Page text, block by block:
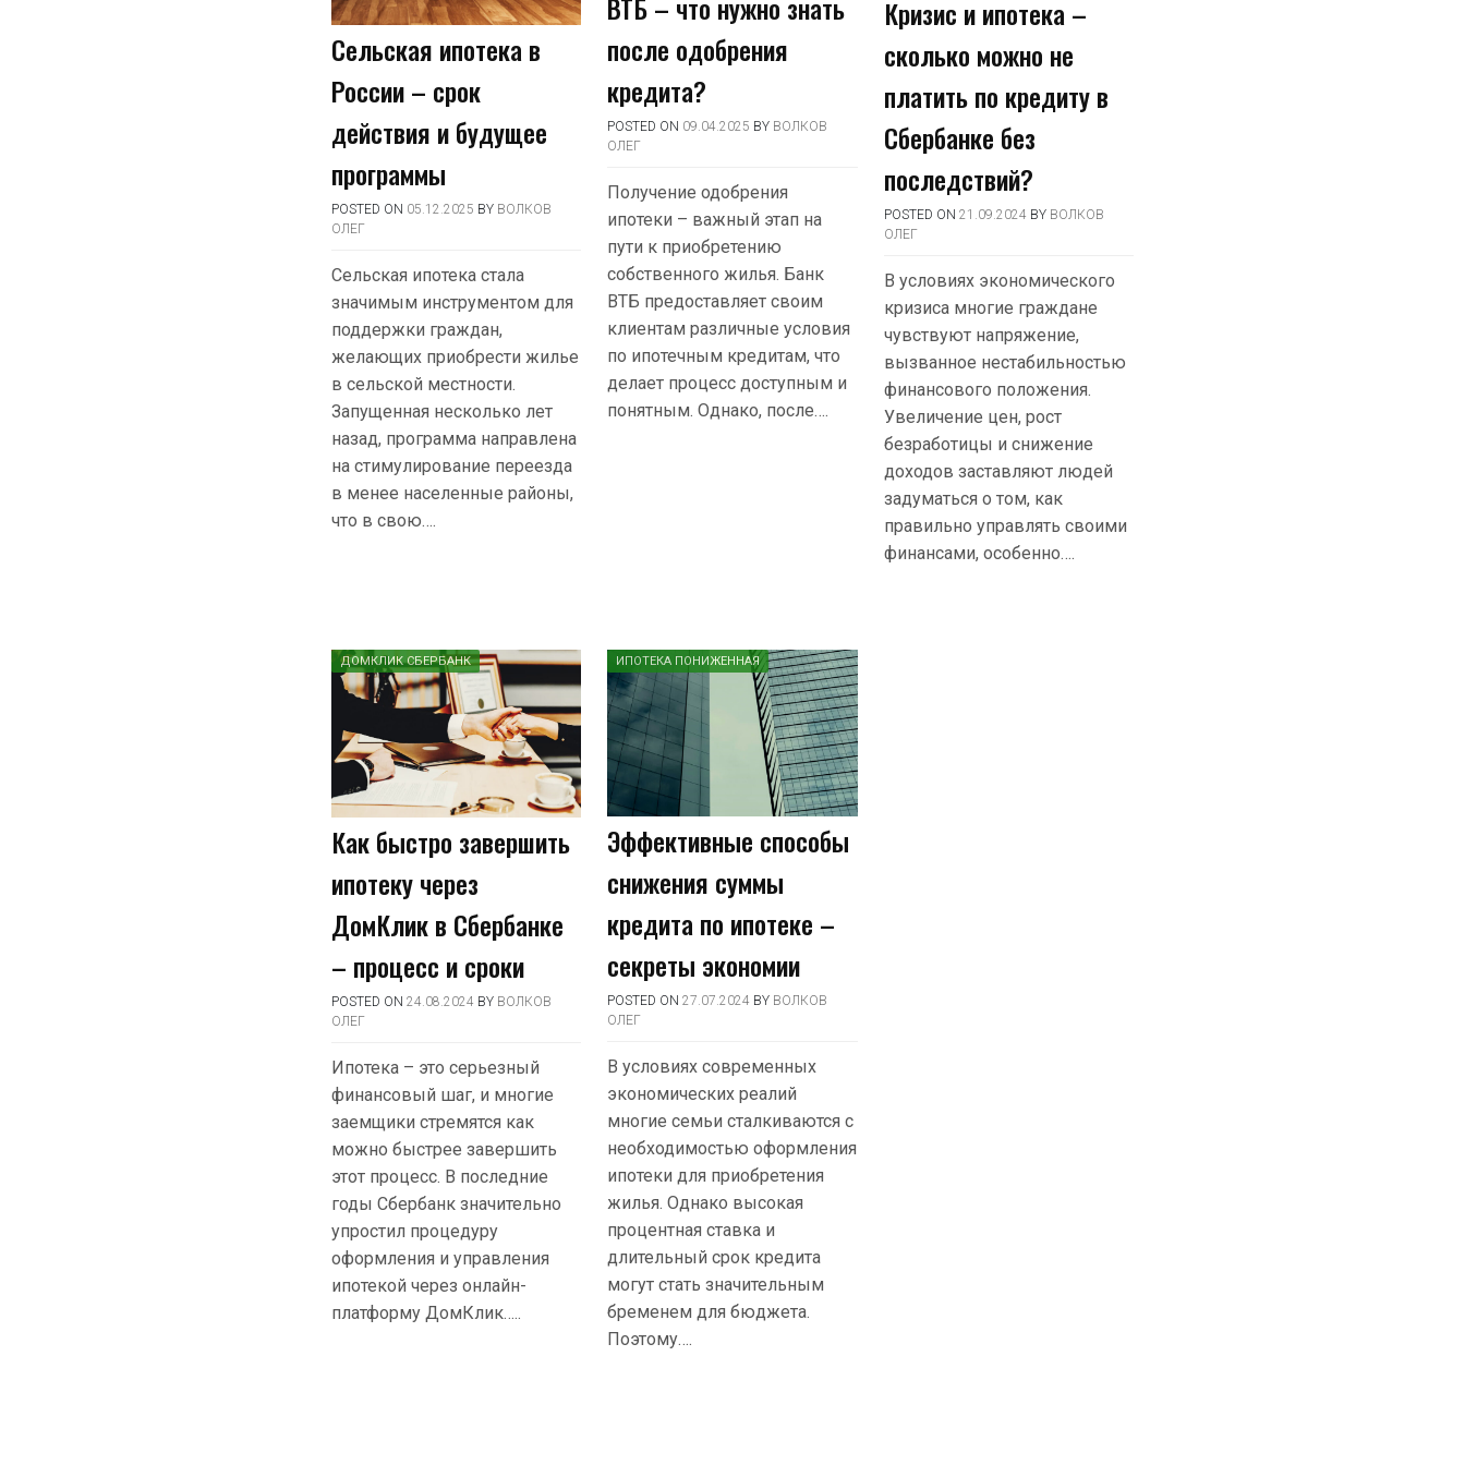
Сельская ипотека в
России – срок
действия и будущее
программы
POSTED ON 05.12.2025 BY ВОЛКОВ
ОЛЕГ
Сельская ипотека стала
значимым инструментом для
поддержки граждан,
желающих приобрести жилье
в сельской местности.
Запущенная несколько лет
назад, программа направлена
на стимулирование переезда
в менее населенные районы,
что в свою….
после одобрения
кредита?
POSTED ON 09.04.2025 BY ВОЛКОВ
ОЛЕГ
Получение одобрения
ипотеки – важный этап на
пути к приобретению
собственного жилья. Банк
ВТБ предоставляет своим
клиентам различные условия
по ипотечным кредитам, что
делает процесс доступным и
понятным. Однако, после….
Кризис и ипотека –
сколько можно не
платить по кредиту в
Сбербанке без
последствий?
POSTED ON 21.09.2024 BY ВОЛКОВ
ОЛЕГ
В условиях экономического
кризиса многие граждане
чувствуют напряжение,
вызванное нестабильностью
финансового положения.
Увеличение цен, рост
безработицы и снижение
доходов заставляют людей
задуматься о том, как
правильно управлять своими
финансами, особенно….
ДОМКЛИК СБЕРБАНК
Как быстро завершить
ипотеку через
ДомКлик в Сбербанке
– процесс и сроки
POSTED ON 24.08.2024 BY ВОЛКОВ
ОЛЕГ
Ипотека – это серьезный
финансовый шаг, и многие
заемщики стремятся как
можно быстрее завершить
этот процесс. В последние
годы Сбербанк значительно
упростил процедуру
оформления и управления
ипотекой через онлайн-
платформу ДомКлик…..
ИПОТЕКА ПОНИЖЕННАЯ
Эффективные способы
снижения суммы
кредита по ипотеке –
секреты экономии
POSTED ON27.07.2024 BY ВОЛКОВ
ОЛЕГ
В условиях современных
экономических реалий
многие семьи сталкиваются с
необходимостью оформления
ипотеки для приобретения
жилья. Однако высокая
процентная ставка и
длительный срок кредита
могут стать значительным
бременем для бюджета.
Поэтому….